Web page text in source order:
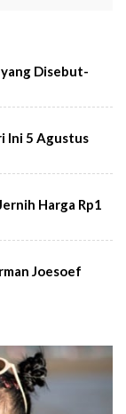
Disebut-
Ini 5 Agustus
Harga Rp1
Joesoef